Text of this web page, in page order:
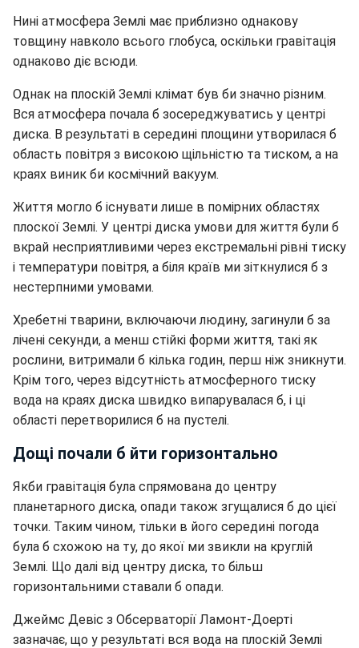
Нині атмосфера Землі має приблизно однакову
товщину навколо всього глобуса, оскільки гравітація
однаково діє всюди.
Однак на плоскій Землі клімат був би значно різним.
Вся атмосфера почала б зосереджуватись у центрі
диска. В результаті в середині площини утворилася б
область повітря з високою щільністю та тиском, а на
краях виник би космічний вакуум.
Життя могло б існувати лише в помірних областях
плоскої Землі. У центрі диска умови для життя були б
вкрай несприятливими через екстремальні рівні тиску
і температури повітря, а біля країв ми зіткнулися б з
нестерпними умовами.
Хребетні тварини, включаючи людину, загинули б за
лічені секунди, а менш стійкі форми життя, такі як
рослини, витримали б кілька годин, перш ніж зникнути.
Крім того, через відсутність атмосферного тиску
вода на краях диска швидко випарувалася б, і ці
області перетворилися б на пустелі.
Дощі почали б йти горизонтально
Якби гравітація була спрямована до центру
планетарного диска, опади також згущалися б до цієї
точки. Таким чином, тільки в його середині погода
була б схожою на ту, до якої ми звикли на круглій
Землі. Що далі від центру диска, то більш
горизонтальними ставали б опади.
Джеймс Девіс з Обсерваторії Ламонт-Доерті
зазначає, що у результаті вся вода на плоскій Землі